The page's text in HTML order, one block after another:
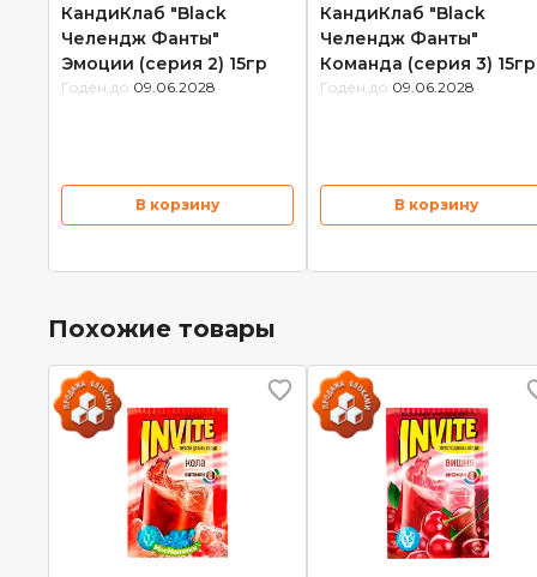
КандиКлаб "Black
Челендж Фанты"
Эмоции (серия 2) 15гр
Годен до: 09.06.2028
В корзину
КандиКлаб "Black
Челендж Фанты"
Команда (серия 3) 15гр
Годен до: 09.06.2028
В корзину
Похожие товары